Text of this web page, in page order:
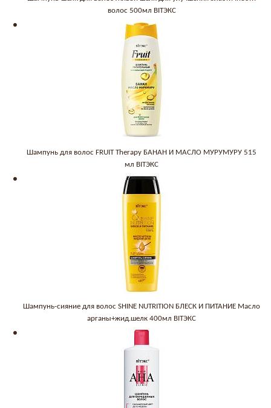
волос 500мл BITЭКС
Шампунь для волос FRUIT Therapy БАНАН И МАСЛО МУРУМУРУ 515
мл BITЭКС
Шампунь-сияние для волос SHINE NUTRITION БЛЕСК И ПИТАНИЕ Масло
арганы+жид.шелк 400мл BITЭКС